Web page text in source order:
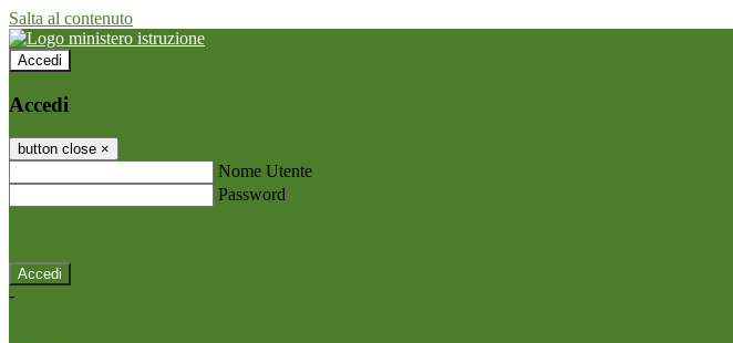
Salta al contenuto
Accedi
Accedi
button close ×
Nome Utente
Password
-